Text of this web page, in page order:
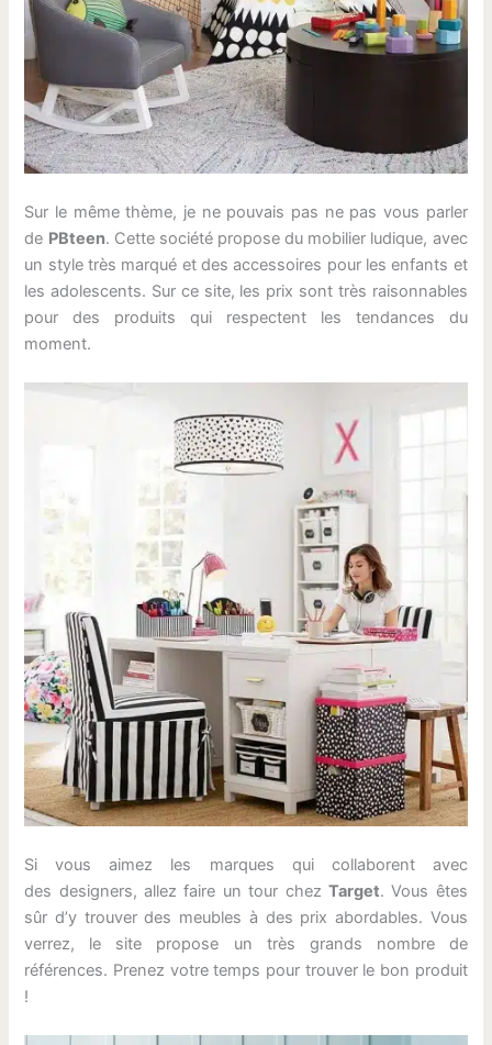
Sur le même thème, je ne pouvais pas ne pas vous parler
de PBteen. Cette société propose du mobilier ludique, avec
un style très marqué et des accessoires pour les enfants et
les adolescents. Sur ce site, les prix sont très raisonnables
pour des produits qui respectent les tendances du
moment.
Si vous aimez les marques qui collaborent avec
des designers, allez faire un tour chez Target. Vous êtes
sûr d’y trouver des meubles à des prix abordables. Vous
verrez, le site propose un très grands nombre de
références. Prenez votre temps pour trouver le bon produit
!